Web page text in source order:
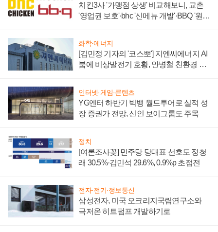
치킨3사 '가맹점 상생' 비교해보니, 교촌
'영업권 보호'·bhc '신메뉴 개발'·BBQ '원가
화학·에너지
[김민정 기자의 '코스뽀'] 지엔씨에너지 AI
붐에 비상발전기 호황, 안병철 친환경 에
인터넷·게임·콘텐츠
YG엔터 하반기 빅뱅 월드투어로 실적 성
장 증권가 전망, 신인 보이그룹도 주목
정치
[여론조사꽃] 민주당 당대표 선호도 정청
래 30.5%·김민석 29.6%, 0.9%p 초접전
전자·전기·정보통신
삼성전자, 미국 오크리지국립연구소와
극저온 히트펌프 개발하기로